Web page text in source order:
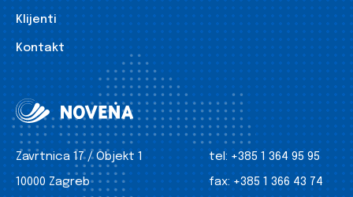
Klijenti
Kontakt
Zavrtnica 17 / Objekt 1
10000 Zagreb
tel: +385 1 364 95 95
fax: +385 1 366 43 74